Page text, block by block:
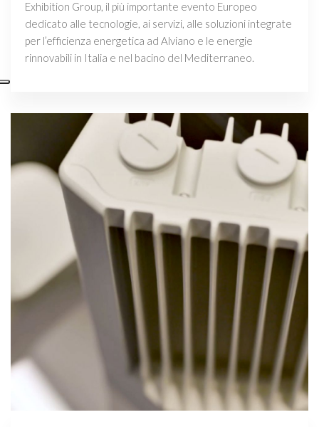
Exhibition Group, il più importante evento Europeo
dedicato alle tecnologie, ai servizi, alle soluzioni integrate
per l’efficienza energetica ad Alviano e le energie
rinnovabili in Italia e nel bacino del Mediterraneo.